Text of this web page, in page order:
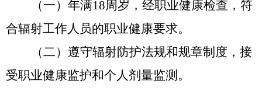
（一） 年满18周岁，经职业健康检查，符
合辐射工作人员的职业健康要求。
（二） 遵守辐射防护法规和规章制度，接
受职业健康监护和个人剂量监测。